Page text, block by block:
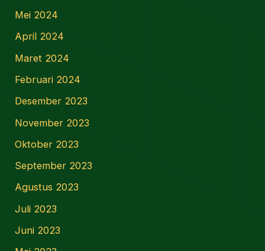
Mei 2024
April 2024
Maret 2024
Februari 2024
Desember 2023
November 2023
Oktober 2023
September 2023
Agustus 2023
Juli 2023
Juni 2023